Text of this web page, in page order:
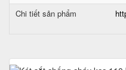
Chi tiết sản phẩm